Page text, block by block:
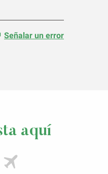
Señalar un error
aquí